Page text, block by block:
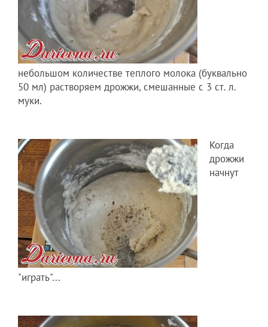
небольшом количестве теплого молока (буквально
50 мл) растворяем дрожжи, смешанные с 3 ст. л.
муки.
Когда
дрожжи
начнут
"играть"...